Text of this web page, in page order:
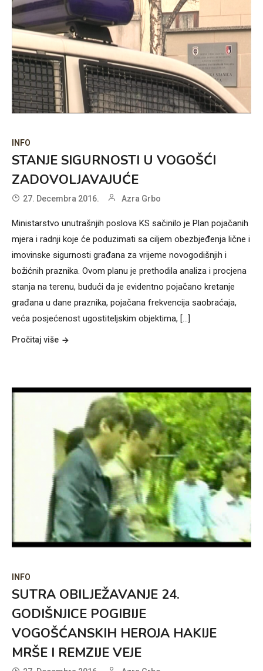
INFO
STANJE SIGURNOSTI U VOGOŠĆI
ZADOVOLJAVAJUĆE
27. Decembra 2016. Azra Grbo
Ministarstvo unutrašnjih poslova KS sačinilo je Plan pojačanih
mjera i radnji koje će poduzimati sa ciljem obezbjeđenja lične i
imovinske sigurnosti građana za vrijeme novogodišnjih i
božićnih praznika. Ovom planu je prethodila analiza i procjena
stanja na terenu, budući da je evidentno pojačano kretanje
građana u dane praznika, pojačana frekvencija saobraćaja,
veća posjećenost ugostiteljskim objektima, [...]
Pročitaj više
INFO
SUTRA OBILJEŽAVANJE 24.
GODIŠNJICE POGIBIJE
VOGOŠĆANSKIH HEROJA HAKIJE
MRŠE I REMZIJE VEJE